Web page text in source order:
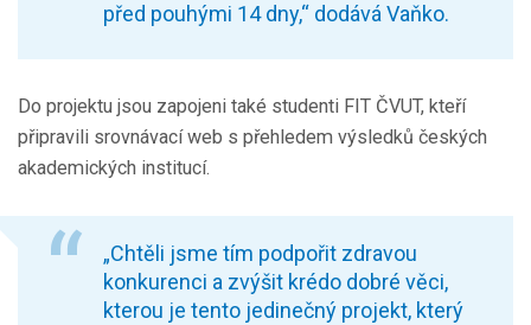
před pouhými 14 dny,“ dodává Vaňko.
Do projektu jsou zapojeni také studenti FIT ČVUT, kteří
připravili srovnávací web s přehledem výsledků českých
akademických institucí.
„Chtěli jsme tím podpořit zdravou
konkurenci a zvýšit krédo dobré věci,
kterou je tento jedinečný projekt, který